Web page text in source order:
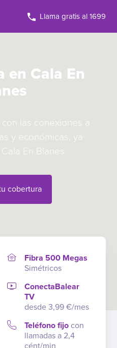
Llama gratis al 1699
en Cala En
las conexiones a
y económicas, ya
En Blanes
cobertura
Fibra 500 Megas
Simétricos
ConectaBalear
TV
desde 3,99 €/mes
Teléfono fijo con
llamadas a 2,4
cént/min